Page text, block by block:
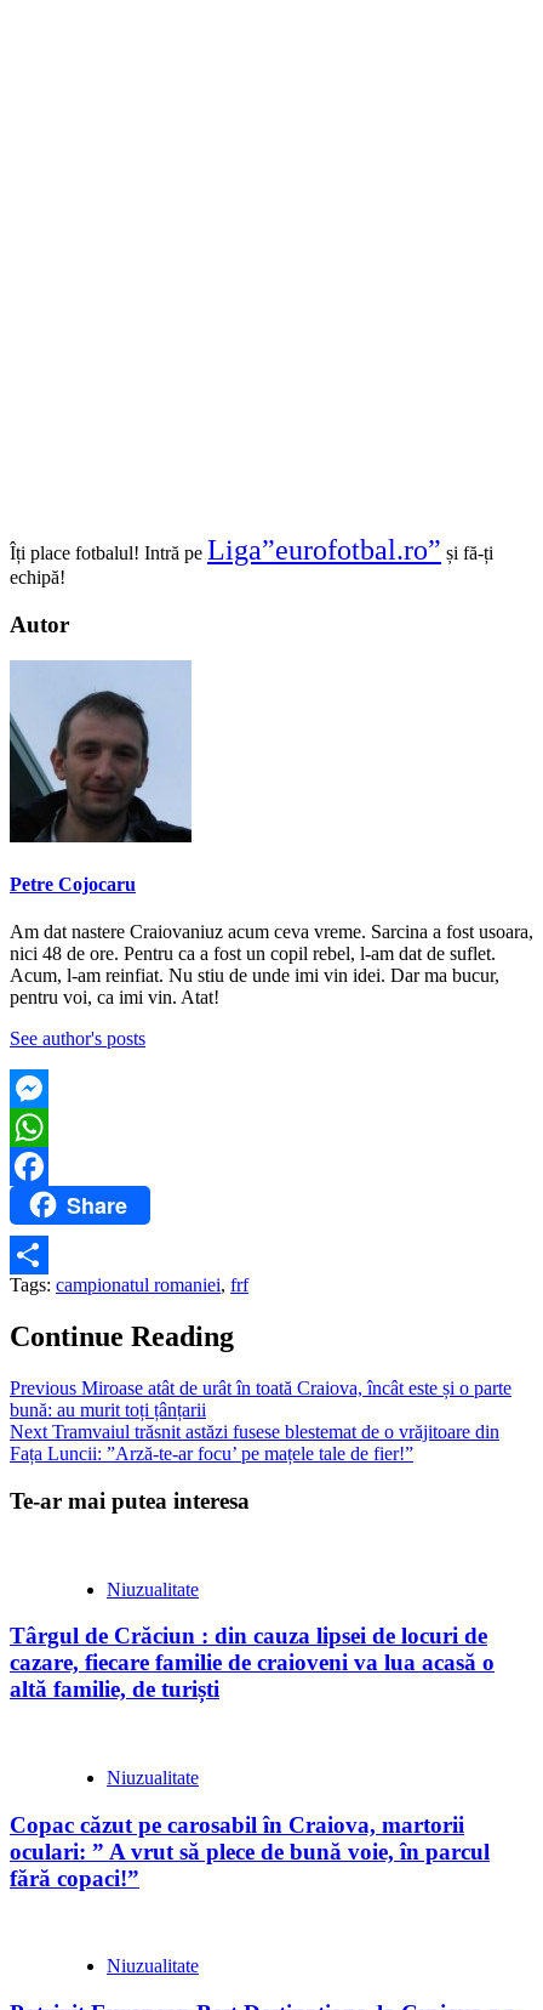
Îți place fotbalul! Intră pe Liga”eurofotbal.ro” și fă-ți
echipă!
Autor
Petre Cojocaru
Am dat nastere Craiovaniuz acum ceva vreme. Sarcina a fost usoara,
nici 48 de ore. Pentru ca a fost un copil rebel, l-am dat de suflet.
Acum, l-am reinfiat. Nu stiu de unde imi vin idei. Dar ma bucur,
pentru voi, ca imi vin. Atat!
See author's posts
Messenger
WhatsApp
FacebookShare
Partajează
Tags: campionatul romaniei, frf
Continue Reading
Previous Miroase atât de urât în toată Craiova, încât este și o parte
bună: au murit toți țânțarii
Next Tramvaiul trăsnit astăzi fusese blestemat de o vrăjitoare din
Fața Luncii: ”Arză-te-ar focu’ pe mațele tale de fier!”
Te-ar mai putea interesa
Niuzualitate
Târgul de Crăciun : din cauza lipsei de locuri de
cazare, fiecare familie de craioveni va lua acasă o
altă familie, de turiști
Niuzualitate
Copac căzut pe carosabil în Craiova, martorii
oculari: ” A vrut să plece de bună voie, în parcul
fără copaci!”
Niuzualitate